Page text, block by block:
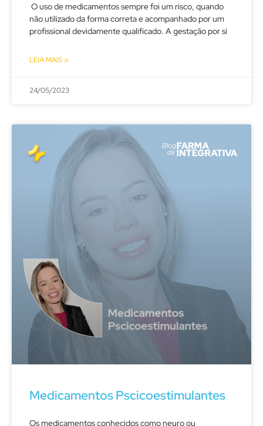
O uso de medicamentos sempre foi um risco, quando
não utilizado da forma correta e acompanhado por um
profissional devidamente qualificado. A gestação por si
LEIA MAIS »
24/05/2023
Medicamentos Pscicoestimulantes
Os medicamentos conhecidos como neuro ou